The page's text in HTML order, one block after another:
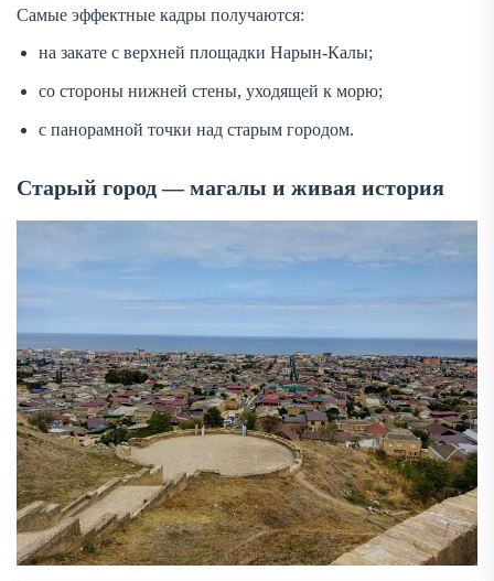
Самые эффектные кадры получаются:
на закате с верхней площадки Нарын-Калы;
со стороны нижней стены, уходящей к морю;
с панорамной точки над старым городом.
Старый город — магалы и живая история